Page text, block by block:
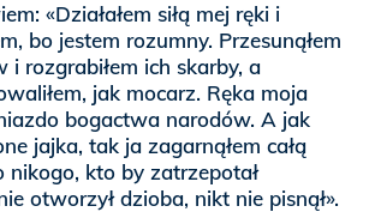
«Działałem siłą mej ręki i
bo jestem rozumny. Przesunąłem
i rozgrabiłem ich skarby, a
jak mocarz. Ręka moja
bogactwa narodów. A jak
jajka, tak ja zagarnąłem całą
nikogo, kto by zatrzepotał
otworzył dzioba, nikt nie pisnął».